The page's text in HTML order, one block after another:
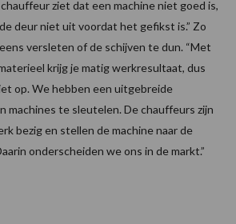
ziet dat een machine niet goed is,
deur niet uit voordat het gefikst is.” Zo
versleten of de schijven te dun. “Met
krijg je matig werkresultaat, dus
op. We hebben een uitgebreide
machines te sleutelen. De chauffeurs zijn
bezig en stellen de machine naar de
onderscheiden we ons in de markt.”